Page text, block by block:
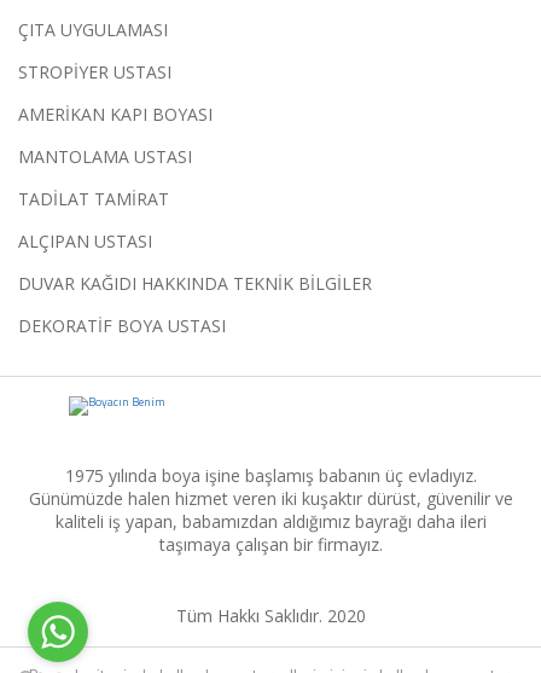
ÇITA UYGULAMASI
STROPİYER USTASI
AMERİKAN KAPI BOYASI
MANTOLAMA USTASI
TADİLAT TAMİRAT
ALÇIPAN USTASI
DUVAR KAĞIDI HAKKINDA TEKNİK BİLGİLER
DEKORATİF BOYA USTASI
1975 yılında boya işine başlamış babanın üç evladıyız.
Günümüzde halen hizmet veren iki kuşaktır dürüst, güvenilir ve
kaliteli iş yapan, babamızdan aldığımız bayrağı daha ileri
taşımaya çalışan bir firmayız.
Tüm Hakkı Saklıdır. 2020